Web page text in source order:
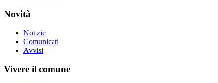
Novità
Notizie
Comunicati
Avvisi
Vivere il comune